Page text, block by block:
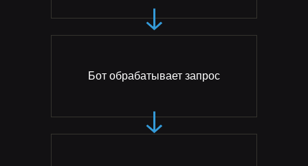
Бот обрабатывает запрос